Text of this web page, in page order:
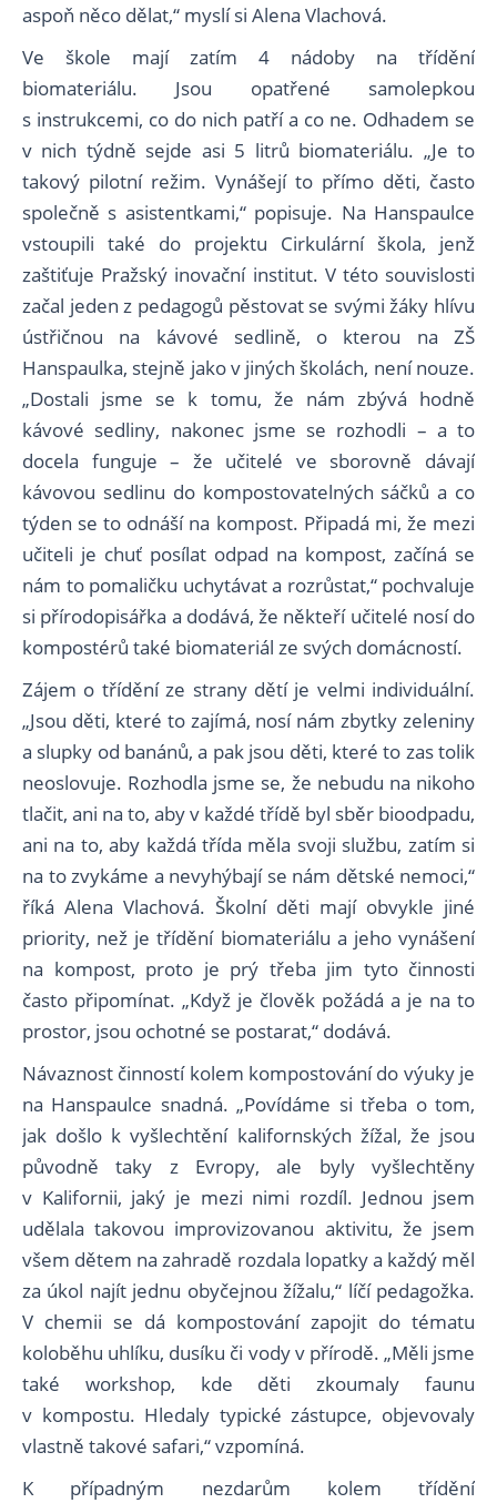
aspoň něco dělat,“ myslí si Alena Vlachová.
Ve škole mají zatím 4 nádoby na třídění
biomateriálu. Jsou opatřené samolepkou
s instrukcemi, co do nich patří a co ne. Odhadem se
v nich týdně sejde asi 5 litrů biomateriálu. „Je to
takový pilotní režim. Vynášejí to přímo děti, často
společně s asistentkami,“ popisuje. Na Hanspaulce
vstoupili také do projektu Cirkulární škola, jenž
zaštiťuje Pražský inovační institut. V této souvislosti
začal jeden z pedagogů pěstovat se svými žáky hlívu
ústřičnou na kávové sedlině, o kterou na ZŠ
Hanspaulka, stejně jako v jiných školách, není nouze.
„Dostali jsme se k tomu, že nám zbývá hodně
kávové sedliny, nakonec jsme se rozhodli – a to
docela funguje – že učitelé ve sborovně dávají
kávovou sedlinu do kompostovatelných sáčků a co
týden se to odnáší na kompost. Připadá mi, že mezi
učiteli je chuť posílat odpad na kompost, začíná se
nám to pomaličku uchytávat a rozrůstat,“ pochvaluje
si přírodopisářka a dodává, že někteří učitelé nosí do
kompostérů také biomateriál ze svých domácností.
Zájem o třídění ze strany dětí je velmi individuální.
„Jsou děti, které to zajímá, nosí nám zbytky zeleniny
a slupky od banánů, a pak jsou děti, které to zas tolik
neoslovuje. Rozhodla jsme se, že nebudu na nikoho
tlačit, ani na to, aby v každé třídě byl sběr bioodpadu,
ani na to, aby každá třída měla svoji službu, zatím si
na to zvykáme a nevyhýbají se nám dětské nemoci,“
říká Alena Vlachová. Školní děti mají obvykle jiné
priority, než je třídění biomateriálu a jeho vynášení
na kompost, proto je prý třeba jim tyto činnosti
často připomínat. „Když je člověk požádá a je na to
prostor, jsou ochotné se postarat,“ dodává.
Návaznost činností kolem kompostování do výuky je
na Hanspaulce snadná. „Povídáme si třeba o tom,
jak došlo k vyšlechtění kalifornských žížal, že jsou
původně taky z Evropy, ale byly vyšlechtěny
v Kalifornii, jaký je mezi nimi rozdíl. Jednou jsem
udělala takovou improvizovanou aktivitu, že jsem
všem dětem na zahradě rozdala lopatky a každý měl
za úkol najít jednu obyčejnou žížalu,“ líčí pedagožka.
V chemii se dá kompostování zapojit do tématu
koloběhu uhlíku, dusíku či vody v přírodě. „Měli jsme
také workshop, kde děti zkoumaly faunu
v kompostu. Hledaly typické zástupce, objevovaly
vlastně takové safari,“ vzpomíná.
K případným nezdarům kolem třídění